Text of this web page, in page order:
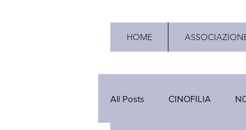
HOME
All Posts CINOFILIA